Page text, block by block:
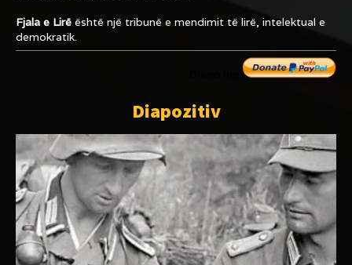
Fjala e Lirë është një tribunë e mendimit të lirë, intelektual e
demokratik.
Diapozitiv